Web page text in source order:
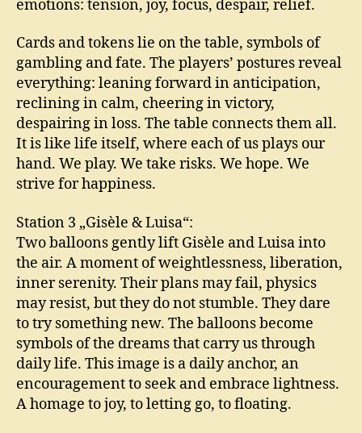
emotions: tension, joy, focus, despair, relief.
Cards and tokens lie on the table, symbols of
gambling and fate. The players’ postures reveal
everything: leaning forward in anticipation,
reclining in calm, cheering in victory,
despairing in loss. The table connects them all.
It is like life itself, where each of us plays our
hand. We play. We take risks. We hope. We
strive for happiness.
Station 3 „Gisèle & Luisa“:
Two balloons gently lift Gisèle and Luisa into
the air. A moment of weightlessness, liberation,
inner serenity. Their plans may fail, physics
may resist, but they do not stumble. They dare
to try something new. The balloons become
symbols of the dreams that carry us through
daily life. This image is a daily anchor, an
encouragement to seek and embrace lightness.
A homage to joy, to letting go, to floating.